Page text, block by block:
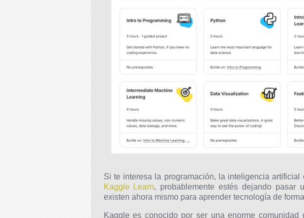
Si te interesa la programación, la inteligencia
Kaggle Learn, probablemente estés dejando pasar
existen ahora mismo para aprender tecnología de
Kaggle es conocido por ser una enorme